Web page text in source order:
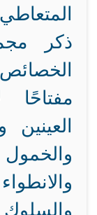
ذكر
مفتاحًا